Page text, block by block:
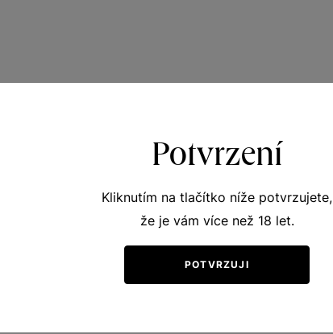
Potvrzení
Kliknutím na tlačítko níže potvrzujete,
že je vám více než 18 let.
POTVRZUJI